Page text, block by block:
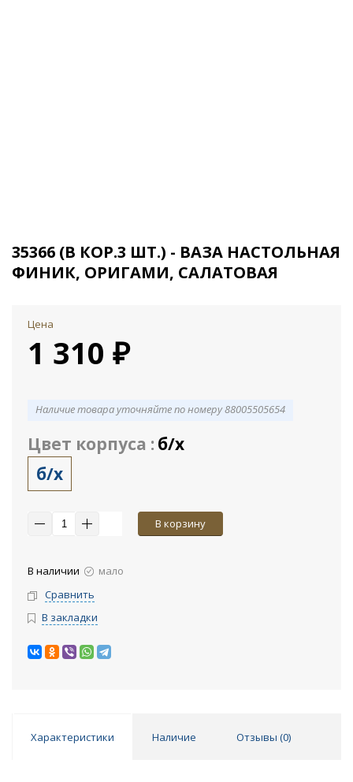
35366 (В КОР.3 ШТ.) - ВАЗА НАСТОЛЬНАЯ
ФИНИК, ОРИГАМИ, САЛАТОВАЯ
Цена
1 310 ₽
Наличие товара уточняйте по номеру 88005505654
Цвет корпуса : б/х
б/х
В корзину
В наличии
мало
Сравнить
В закладки
Характеристики Наличие Отзывы (0)